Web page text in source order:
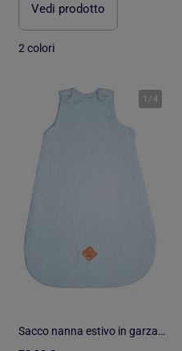
Vedi prodotto
2 colori
1 /4
Sacco nanna estivo in garza di cotone - tog 0.5 | SEVIRA KIDS